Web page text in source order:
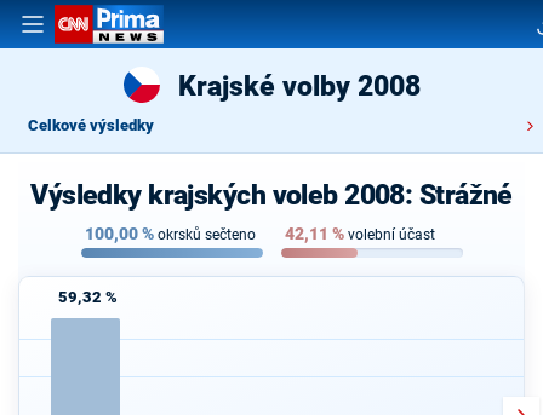
Krajské volby 2008
Celkové výsledky
Výsledky krajských voleb 2008: Strážné
100,00% okrsků sečteno 42,11 % volební účast
59,32 %